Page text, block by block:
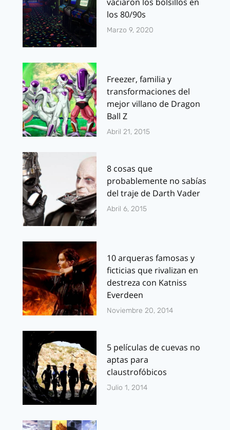
los 80/90s
Marzo 9, 2020
Freezer, familia y
transformaciones del
mejor villano de Dragon
Ball Z
Abril 21, 2015
8 cosas que
probablemente no sabías
del traje de Darth Vader
Abril 6, 2015
10 arqueras famosas y
ficticias que rivalizan en
destreza con Katniss
Everdeen
Noviembre 20, 2014
5 películas de cuevas no
aptas para
claustrofóbicos
Julio 1, 2014